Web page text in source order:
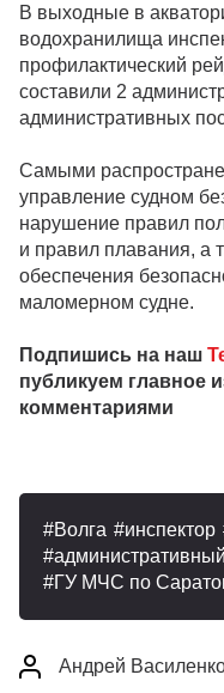
В выходные в
водохранилища
профилактический
составили 2
административных
Самыми
управление судном
нарушение правил
и правил плавания, а
обеспечения
маломерном судне.
Подпишись на наш
публикуем главное
комментариями
Волга инспектор
ГУ МЧС по
Андрей